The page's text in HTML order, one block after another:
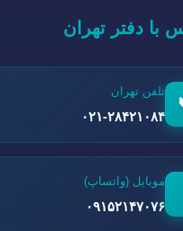
با دفتر تهران
تلفن تهران
۰۲۱-۲۸۴۲۱۰۸۴
موبایل (واتساپ)
۰۹۱۵۲۱۴۷۰۷۶